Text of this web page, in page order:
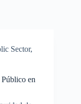
Sector,
en